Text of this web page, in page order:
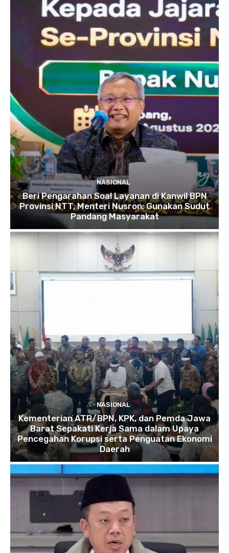
NASIONAL
Beri Pengarahan Soal Layanan di Kanwil BPN
Provinsi NTT, Menteri Nusron: Gunakan Sudut
Pandang Masyarakat
NASIONAL
Kementerian ATR/BPN, KPK, dan Pemda Jawa
Barat Sepakati Kerja Sama dalam Upaya
Pencegahan Korupsi serta Penguatan Ekonomi
Daerah